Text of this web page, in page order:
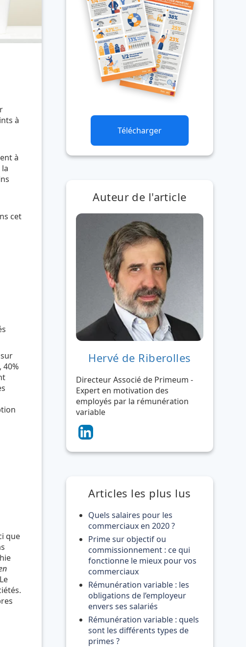
à
à
cet
que
Le
Télécharger
Auteur de l'article
Hervé de Riberolles
Directeur Associé de Primeum -
Expert en motivation des
employés par la rémunération
variable
Articles les plus lus
Quels salaires pour les
commerciaux en 2020 ?
Prime sur objectif ou
commissionnement : ce qui
fonctionne le mieux pour vos
commerciaux
Rémunération variable : les
obligations de l’employeur
envers ses salariés
Rémunération variable : quels
sont les différents types de
primes ?